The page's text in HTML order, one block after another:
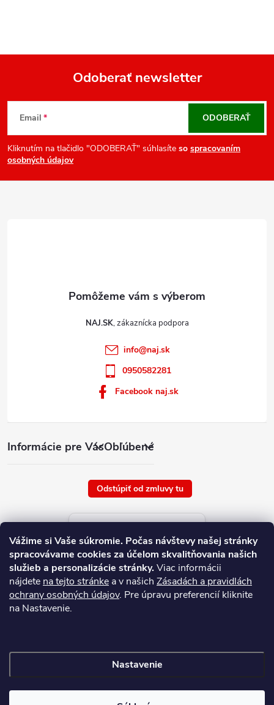
Vážime si Vaše súkromie. Počas návštevy našej stránky
spracovávame cookies za účelom skvalitňovania našich
služieb a personalizácie stránky.Viac informácii
nájdete na tejto stránke a v našich Zásadách a pravidlách
ochrany osobných údajov. Pre úpravu preferencií kliknite
na Nastavenie.
Nastavenie
i
Odoberať newsletter
Email
Kliknutím na tlačidlo "ODOBERAŤ" súhlasíte so spracovaním
osobných údajov
ODOBERAŤ
Informácie pre VásObľúbené
NAJ.SK
info@naj.sk
0950582281
Facebook naj.sk
Odstúpiť od zmluvy tu
Aktuálne ceny tovaru
platné od : 6/8/2026
Copyright 2026NAJ.SK. Všetky práva vyhradené.